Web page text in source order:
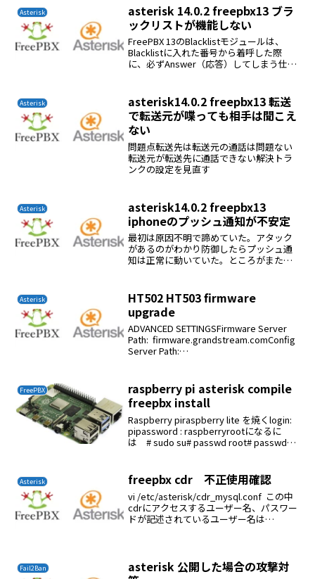
Asterisk
asterisk 14.0.2 freepbx13 ブラ
ックリストが機能しない
FreePBX 13のBlacklistモジュールは、
Blacklistに入れた番号から着呼した際
に、必ずAnswer（応答）してしまう仕様
app-blacklist-c...
Asterisk
asterisk14.0.2 freepbx13 転送
で転送元が喋っても相手は聞こえ
ない
問題点転送先は転送元の通話は問題ない
転送元が転送先に通話できない解決トラ
ンクの設定を見直す
Asterisk
asterisk14.0.2 freepbx13
iphoneのプッシュ通知が不安定
最初は原因不明で諦めていた。アタック
があるのがわかり防御したらプッシュ通
知は正常に動いていた。ところがまたお
因はsipログインのパスワードが盗まれて
いた。自分がプッシュ...
Asterisk
HT502 HT503 firmware
upgrade
ADVANCED SETTINGSFirmware Server
Path: firmware.grandstream.comConfig
Server Path:
FreePBX
raspberry pi asterisk compile
freepbx install
Raspberry piraspberry lite を焼くlogin:
pipassword : raspberryrootになるに
は # sudo su# passwd root# passwd
Asterisk freepbx cdr 不正使用確認
vi /etc/asterisk/cdr_mysql.conf この中
cdrにアクセスするユーザー名、パスワー
ドが記述されているユーザー名は
Fail2Ban
asterisk 公開した場合の攻撃対